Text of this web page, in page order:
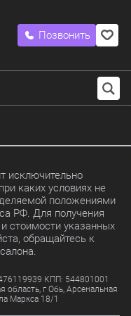
Позвонить
исключительно
каких условиях не
положениями
РФ. Для получения
стоимости указанных
обращайтесь к
КПП: 544801001
область, г Обь, Арсенальная
Маркса 18/1